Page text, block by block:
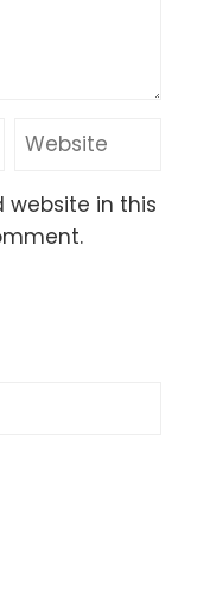
website in this